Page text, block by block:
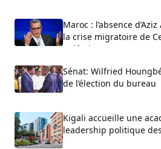
Maroc : l’absence
la crise migratoire de
polémique
Sénat: Wilfried
de l’élection du bureau
Kigali accueille une
leadership politique